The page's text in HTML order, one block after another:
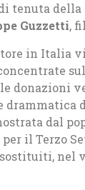
tenuta
Guzzetti,
in Italia
concentrate
donazioni
dal
il Terzo
nel